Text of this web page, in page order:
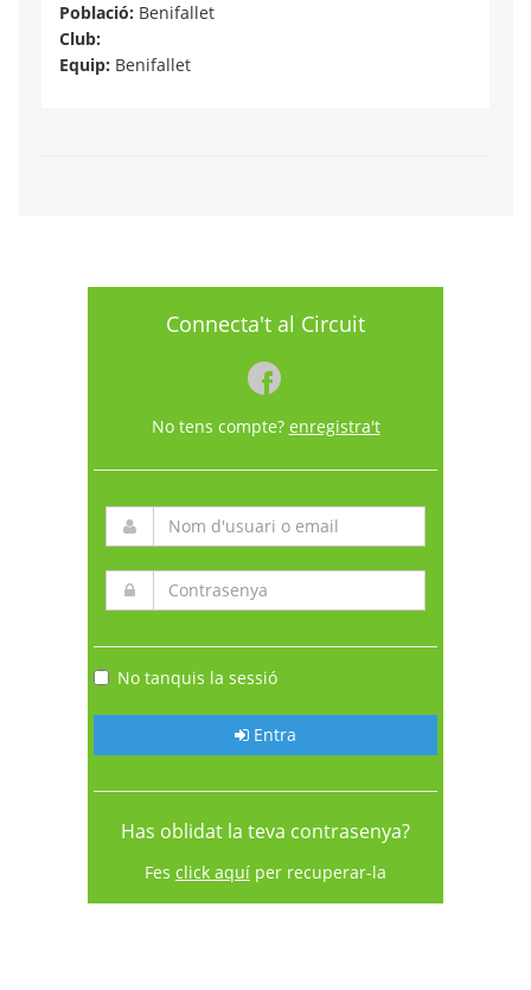
Població: Benifallet
Club:
Equip: Benifallet
Connecta't al Circuit
No tens compte? enregistra't
No tanquis la sessió
Entra
Has oblidat la teva contrasenya?
Fes click aquí per recuperar-la